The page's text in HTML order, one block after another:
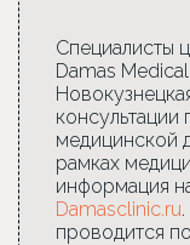
Специалисты
Damas
медицинской
рамках
информация
Damasclinic.ru
проводится